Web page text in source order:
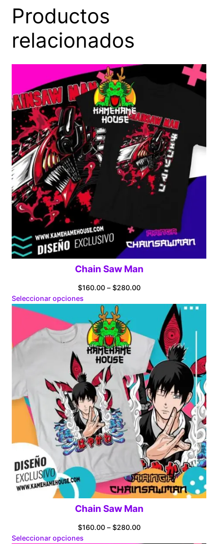
Productos
relacionados
Chain Saw Man
$160.00 – $280.00Price
through
$280.00
Seleccionar opciones
Chain Saw Man
$160.00 – $280.00Price
Seleccionar opciones